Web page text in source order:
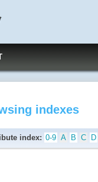
indexes
index: 0-9 A B C D